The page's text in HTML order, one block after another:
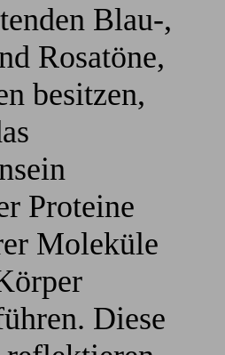
Blau-,
Rosatöne,
besitzen,
Proteine
Moleküle
Diese